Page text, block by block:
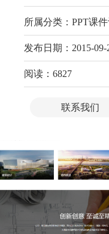
着勃勃商机！
个 “智慧团队”
所属分类：PPT课
计、品牌营销
发布日期： 2015-09-
阅读：6827
联系我们